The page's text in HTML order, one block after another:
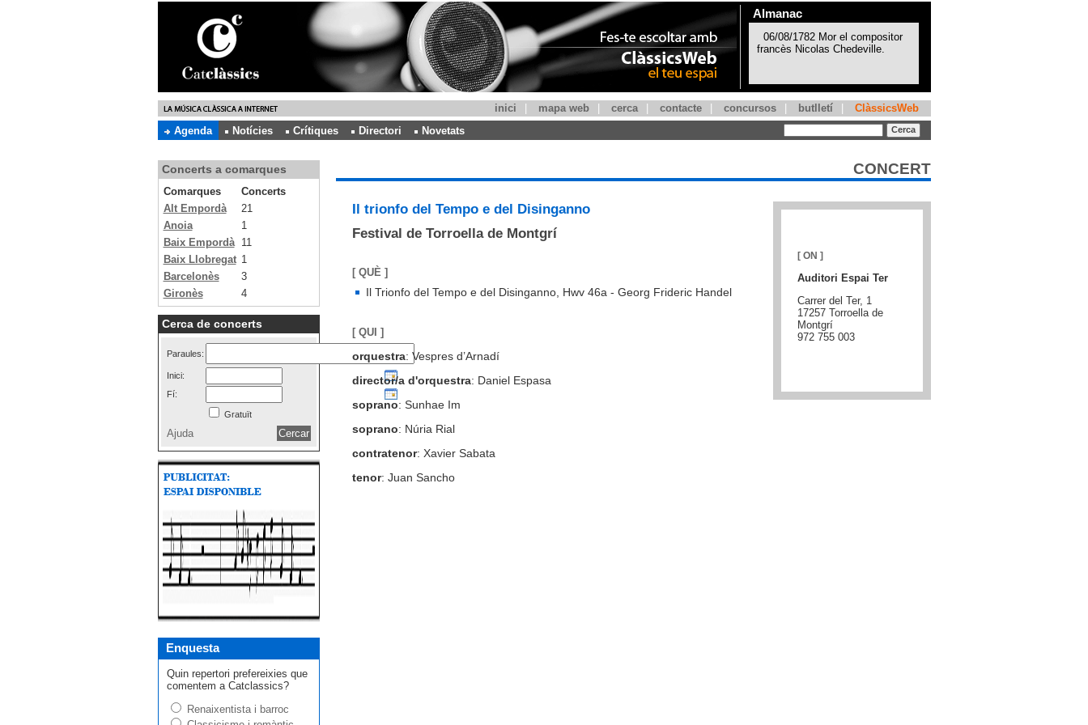
Almanac
inici mapa web cerca contacte concursos butlletí
ClàssicsWeb
Agenda
Notícies Crítiques Directori Novetats
Concerts a comarques
Comarques
Concerts
Alt Empordà
21
Anoia
1
Baix Empordà
11
Baix Llobregat 1
Barcelonès
3
Gironès
4
Cerca de concerts
Paraules:
Inici:
Fí:
Gratuït
Ajuda
Enquesta
Quin repertori prefereixies que
comentem a Catclassics?
Renaixentista i barroc
CONCERT
Il trionfo del Tempo e del Disinganno
Festival de Torroella de Montgrí
[ QUÈ ]
Il Trionfo del Tempo e del Disinganno, Hwv 46a - Georg Frideric Handel
[ QUI ]
orquestra: Vespres d’Arnadí
director/a d'orquestra: Daniel Espasa
soprano: Sunhae Im
soprano: Núria Rial
contratenor: Xavier Sabata
tenor: Juan Sancho
[ ON ]
Auditori Espai Ter
Carrer del Ter, 1
17257 Torroella de
Montgrí
972 755 003